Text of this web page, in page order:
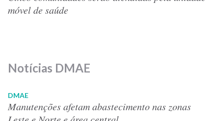
móvel de saúde
Notícias DMAE
DMAE
Manutenções afetam abastecimento nas zonas